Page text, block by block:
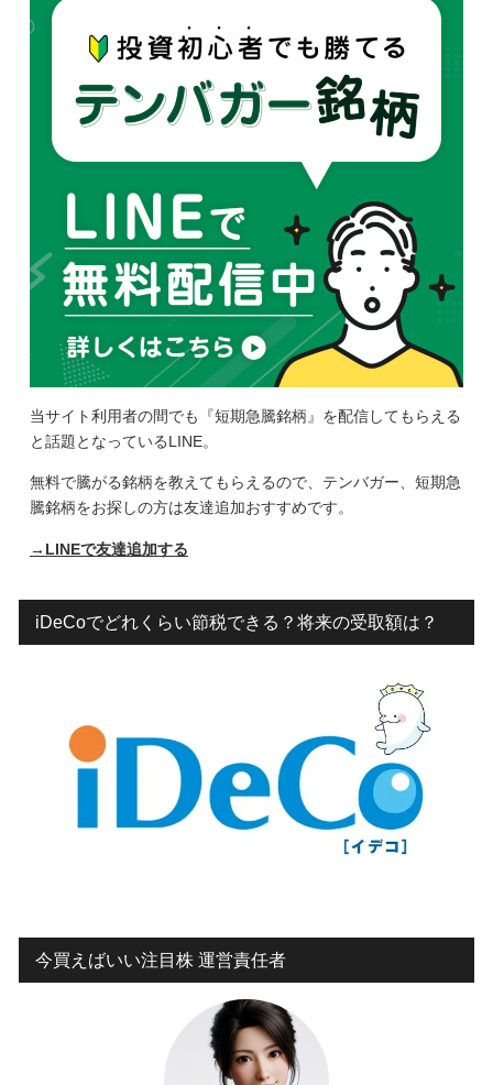
当サイト利用者の間でも『短期急騰銘柄』を配信してもらえる
と話題となっているLINE。
無料で騰がる銘柄を教えてもらえるので、テンバガー、短期急
騰銘柄をお探しの方は友達追加おすすめです。
→LINEで友達追加する
iDeCoでどれくらい節税できる？将来の受取額は？
今買えばいい注目株 運営責任者